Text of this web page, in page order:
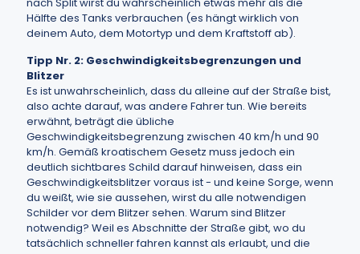
Hälfte des Tanks verbrauchen (es hängt wirklich von
deinem Auto, dem Motortyp und dem Kraftstoff ab).
Tipp Nr. 2: Geschwindigkeitsbegrenzungen und
Blitzer
Es ist unwahrscheinlich, dass du alleine auf der Straße bist,
also achte darauf, was andere Fahrer tun. Wie bereits
erwähnt, beträgt die übliche
Geschwindigkeitsbegrenzung zwischen 40 km/h und 90
km/h. Gemäß kroatischem Gesetz muss jedoch ein
deutlich sichtbares Schild darauf hinweisen, dass ein
Geschwindigkeitsblitzer voraus ist - und keine Sorge, wenn
du weißt, wie sie aussehen, wirst du alle notwendigen
Schilder vor dem Blitzer sehen. Warum sind Blitzer
notwendig? Weil es Abschnitte der Straße gibt, wo du
tatsächlich schneller fahren kannst als erlaubt, und die